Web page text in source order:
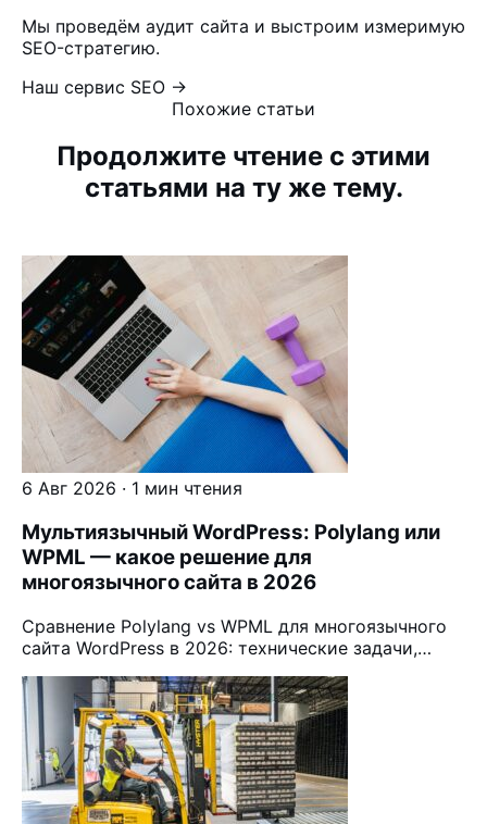
Мы проведём аудит сайта и выстроим измеримую
SEO-стратегию.
Наш сервис SEO →
Похожие статьи
Продолжите чтение с этими
статьями на ту же тему.
6 Авг 2026 · 1 мин чтения
Мультиязычный WordPress: Polylang или
WPML — какое решение для
многоязычного сайта в 2026
Сравнение Polylang vs WPML для многоязычного
сайта WordPress в 2026: технические задачи,…